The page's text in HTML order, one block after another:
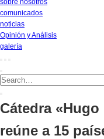
sobre nosotros
comunicados
noticias
Opinión y Análisis
galería
Cátedra
reúne a 15